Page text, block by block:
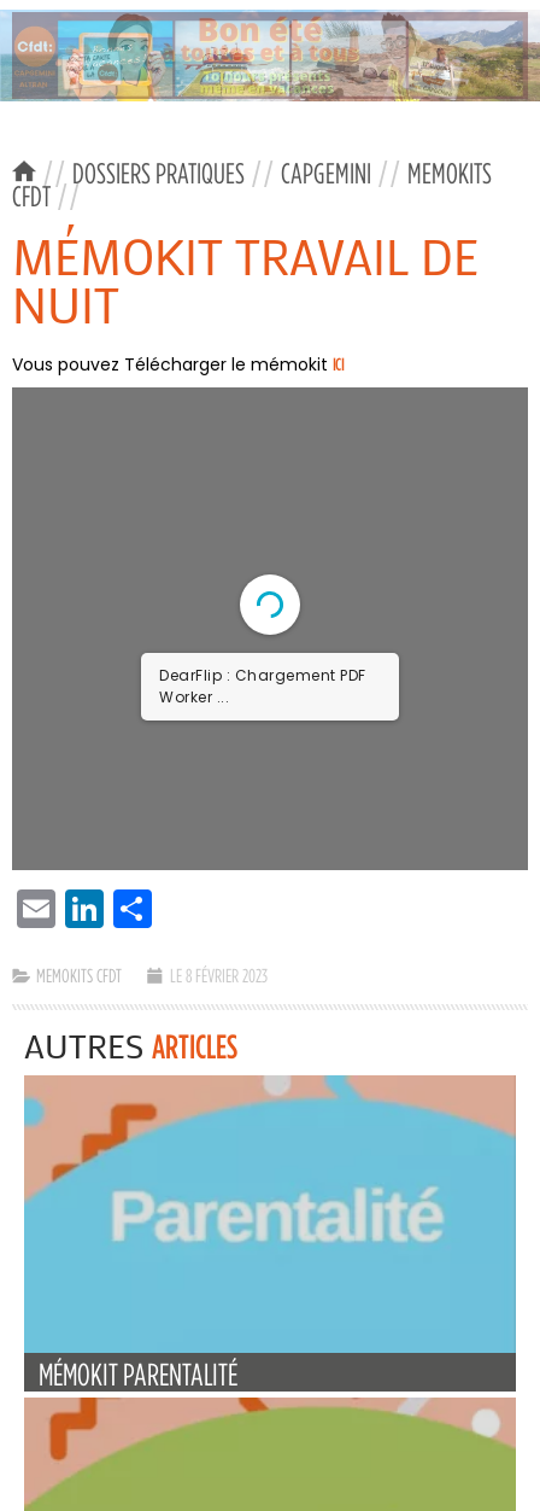
// DOSSIERS PRATIQUES // CAPGEMINI // MEMOKITS
CFDT//
MÉMOKIT TRAVAIL DE
NUIT
Vous pouvez Télécharger le mémokit ICI
DearFlip : Chargement PDF
Worker ...
EMAIL LINKEDIN
MEMOKITS CFDT LE 8 FÉVRIER 2023
AUTRES ARTICLES
MÉMOKIT PARENTALITÉ